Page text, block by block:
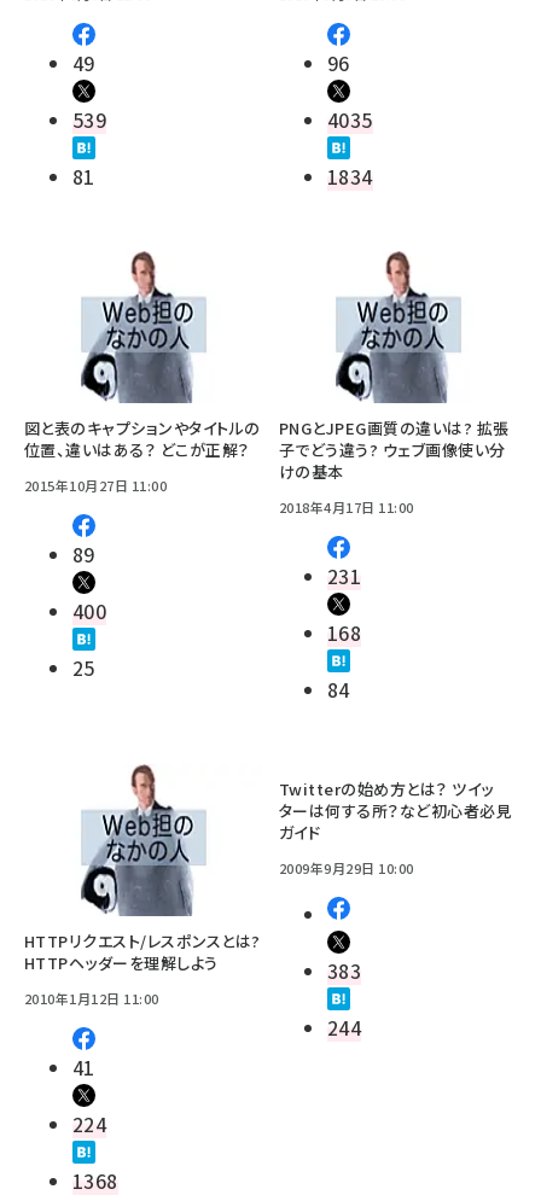
49
539
81
96
4035
1834
図と表のキャプションやタイトルの
位置、違いはある？ どこが正解？
2015年10月27日 11:00
89
400
25
PNGとJPEG画質の違いは? 拡張
子でどう違う? ウェブ画像使い分
けの基本
2018年4月17日 11:00
231
168
84
HTTPリクエスト/レスポンスとは?
HTTPヘッダーを理解しよう
2010年1月12日 11:00
41
224
1368
Twitterの始め方とは？ ツイッ
ターは何する所？など初心者必見
ガイド
2009年9月29日 10:00
383
244